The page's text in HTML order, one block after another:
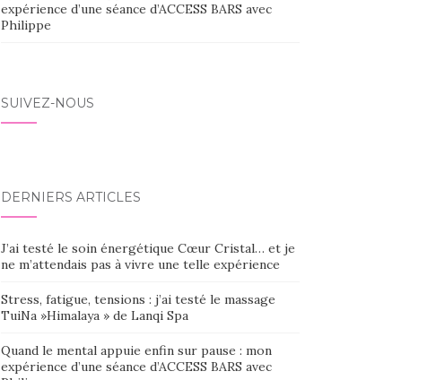
expérience d’une séance d’ACCESS BARS avec
Philippe
SUIVEZ-NOUS
DERNIERS ARTICLES
J’ai testé le soin énergétique Cœur Cristal… et je
ne m’attendais pas à vivre une telle expérience
Stress, fatigue, tensions : j’ai testé le massage
TuiNa »Himalaya » de Lanqi Spa
Quand le mental appuie enfin sur pause : mon
expérience d’une séance d’ACCESS BARS avec